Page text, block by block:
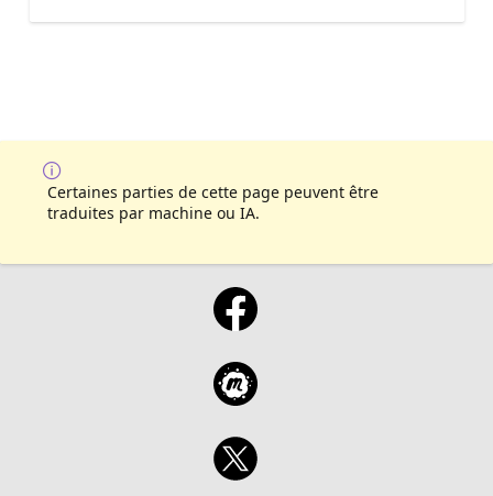
Certaines parties de cette page peuvent être
traduites par machine ou IA.